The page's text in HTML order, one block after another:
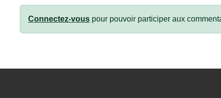
Connectez-vous pour pouvoir participer aux